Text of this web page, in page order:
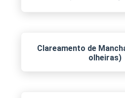
Clareamento de
olheiras)